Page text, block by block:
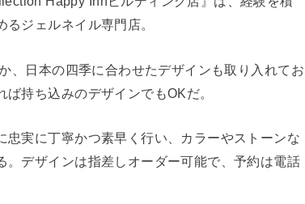
ジェルネイル専門店。
、日本の四季に合わせたデザインも取り入れてお
持ち込みのデザインでもOKだ。
実に丁寧かつ素早く行い、カラーやストーンな
デザインは指差しオーダー可能で、予約は電話